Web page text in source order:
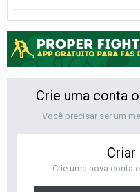
Crie uma conta
Você precisar ser um
Criar
Crie uma nova conta